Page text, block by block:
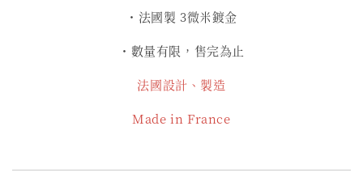
・法國製 3微米鍍金
・數量有限，售完為止
法國設計、製造
Made in France